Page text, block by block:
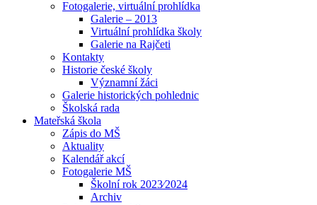
Fotogalerie, virtuální prohlídka
Galerie – 2013
Virtuální prohlídka školy
Galerie na Rajčeti
Kontakty
Historie české školy
Významní žáci
Galerie historických pohlednic
Školská rada
Mateřská škola
Zápis do MŠ
Aktuality
Kalendář akcí
Fotogalerie MŠ
Školní rok 2023⁄2024
Archiv